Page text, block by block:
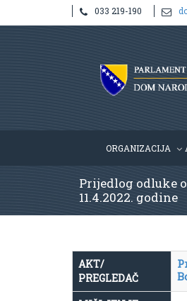
033 219-190
ORGANIZACIJA
Prijedlog odluke
11.4.2022. godine
AKT/
PREGLEDAČ